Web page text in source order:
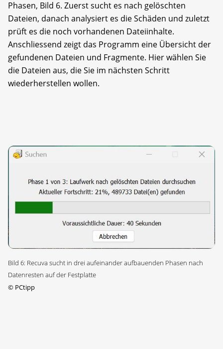
Phasen, Bild 6. Zuerst sucht es nach gelöschten
Dateien, danach analysiert es die Schäden und zuletzt
prüft es die noch vorhandenen Dateiinhalte.
Anschliessend zeigt das Programm eine Übersicht der
gefundenen Dateien und Fragmente. Hier wählen Sie
die Dateien aus, die Sie im nächsten Schritt
wiederherstellen wollen.
Bild 6: Recuva sucht in drei aufeinander aufbauenden Phasen nach
Datenresten auf der Festplatte
© PCtipp